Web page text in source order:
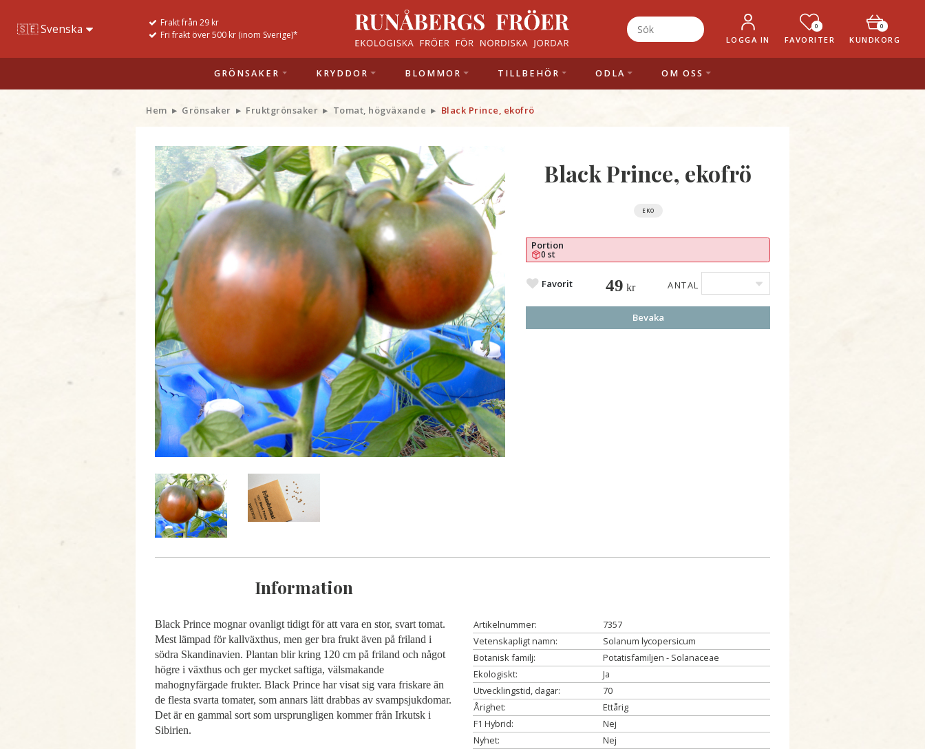
Frakt från 29 kr
Fri frakt över 500 kr (inom Sverige)*
LOGGA IN
0
FAVORITER
0
KUNDKORG
GRÖNSAKER KRYDDOR BLOMMOR TILLBEHÖR ODLA OM OSS
Hem Grönsaker Fruktgrönsaker Tomat, högväxande Black Prince, ekofrö
Black Prince, ekofrö
EKO
Portion
0 st
Favorit 49 kr ANTAL
Bevaka
Information
Black Prince mognar ovanligt tidigt för att vara en stor, svart tomat.
Mest lämpad för kallväxthus, men ger bra frukt även på friland i
södra Skandinavien. Plantan blirkring 120 cm på friland och något
högre i växthus och ger mycket saftiga, välsmakande
mahognyfärgade frukter. Black Prince har visat sig vara friskare än
de flesta svarta tomater, som annars lätt drabbas av svampsjukdomar.
Det är en gammal sort som ursprungligen kommer från Irkutsk i
Sibirien.
Artikelnummer:
7357
Vetenskapligt namn:
Solanum lycopersicum
Botanisk familj:
Potatisfamiljen - Solanaceae
Ekologiskt:
Ja
Utvecklingstid, dagar:
70
Årighet:
Ettårig
F1 Hybrid:
Nej
Nyhet:
Nej